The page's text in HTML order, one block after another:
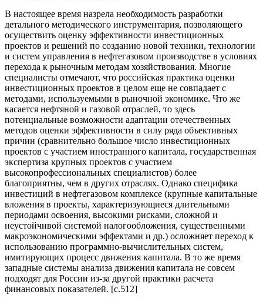
В настоящее время назрела необходимость разработки
детального методического инструментария, позволяющего
осуществить оценку эффективности инвестиционных
проектов и решений по созданию новой техники, технологии
и систем управления в нефтегазовом производстве в условиях
перехода к рыночным методам хозяйствования. Многие
специалисты отмечают, что российская практика оценки
инвестиционных проектов в целом еще не совпадает с
методами, используемыми в рыночной экономике. Что же
касается нефтяной и газовой отраслей, то здесь
потенциальные возможности адаптации отечественных
методов оценки эффективности в силу ряда объективных
причин (сравнительно большое число инвестиционных
проектов с участием иностранного капитала, государственная
экспертиза крупных проектов с участием
высокопрофессиональных специалистов) более
благоприятны, чем в других отраслях. Однако специфика
инвестиций в нефтегазовом комплексе (крупные капитальные
вложения в проекты, характеризующиеся длительными
периодами освоения, высокими рисками, сложной и
неустойчивой системой налогообложения, существенными
макроэкономическими эффектами и др.) осложняет переход к
использованию программно-вычислительных систем,
имитирующих процесс движения капитала. В то же время
западные системы анализа движения капитала не совсем
подходят для России из-за другой практики расчета
финансовых показателей. [c.512]